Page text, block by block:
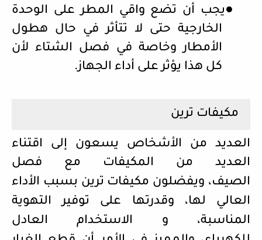
●يجب أن تضع واقي المطر على الوحدة
الخارجية حتى لا تتأثر في حال هطول
الأمطار وخاصة في فصل الشتاء لأن
كل هذا يؤثر على أداء الجهاز.
مكيفات ترين
العديد من الأشخاص يسعون إلى اقتناء
العديد من المكيفات مع فصل
الصيف، ويفضلون مكيفات ترين بسبب الأداء
العالي لها، وقدرتها على توفير التهوية
المناسبة، و الاستخدام العادل